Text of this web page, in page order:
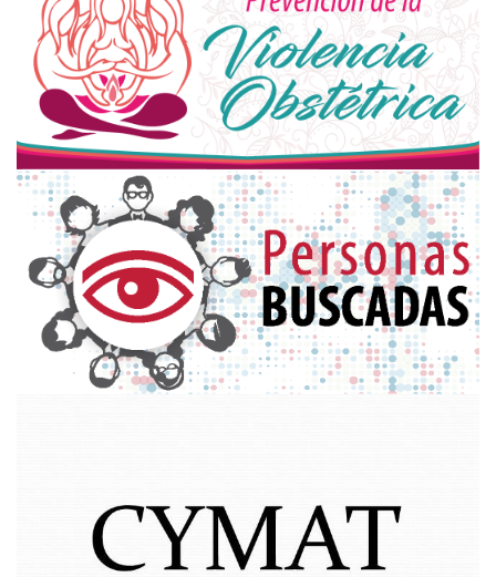
defensordelpueblocorrientes
@hotmail.com
prensadefensordelpueblo@gmail.com
Córdoba 1264 | CP W3400CDT
Corrientes Capital | Provincia de Corrientes
Argentina
(+54) (379) 4231149 / 4231153